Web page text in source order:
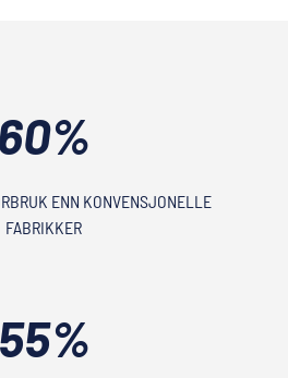
60%
ENN KONVENSJONELLE
FABRIKKER
55%